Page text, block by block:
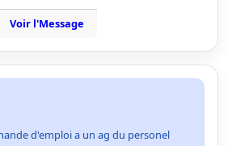
Voir l'Message
d'emploi a un ag du personel